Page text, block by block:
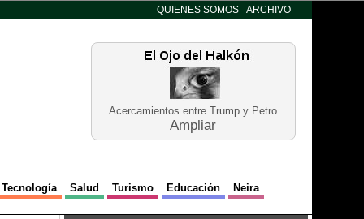
QUIENES SOMOS ARCHIVO
Acercamientos entre Trump y Petro
Ampliar
Tecnología Salud Turismo Educación Neira